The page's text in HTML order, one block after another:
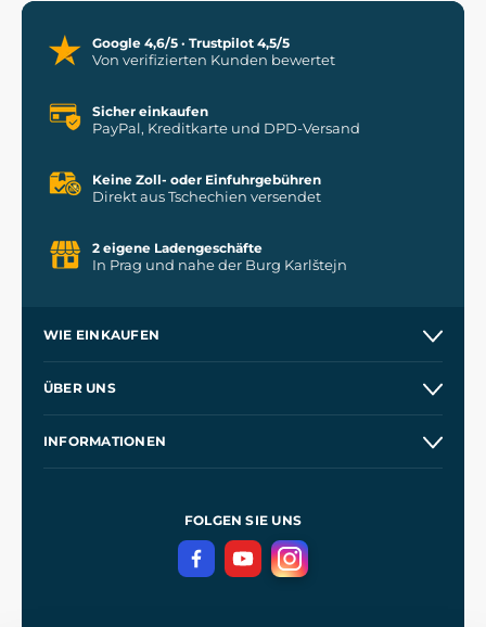
Google 4,6/5 · Trustpilot 4,5/5
Von verifizierten Kunden bewertet
Sicher einkaufen
PayPal, Kreditkarte und DPD-Versand
Keine Zoll- oder Einfuhrgebühren
Direkt aus Tschechien versendet
2 eigene Ladengeschäfte
In Prag und nahe der Burg Karlštejn
WIE EINKAUFEN
Kontakt
ÜBER UNS
INFORMATIONEN
DatenschutzerklärungFOLGEN SIE UNS